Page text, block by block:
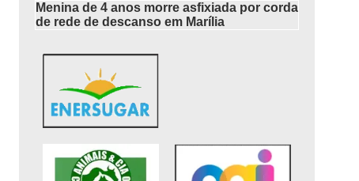
Menina de 4 anos morre asfixiada por corda
de rede de descanso em Marília